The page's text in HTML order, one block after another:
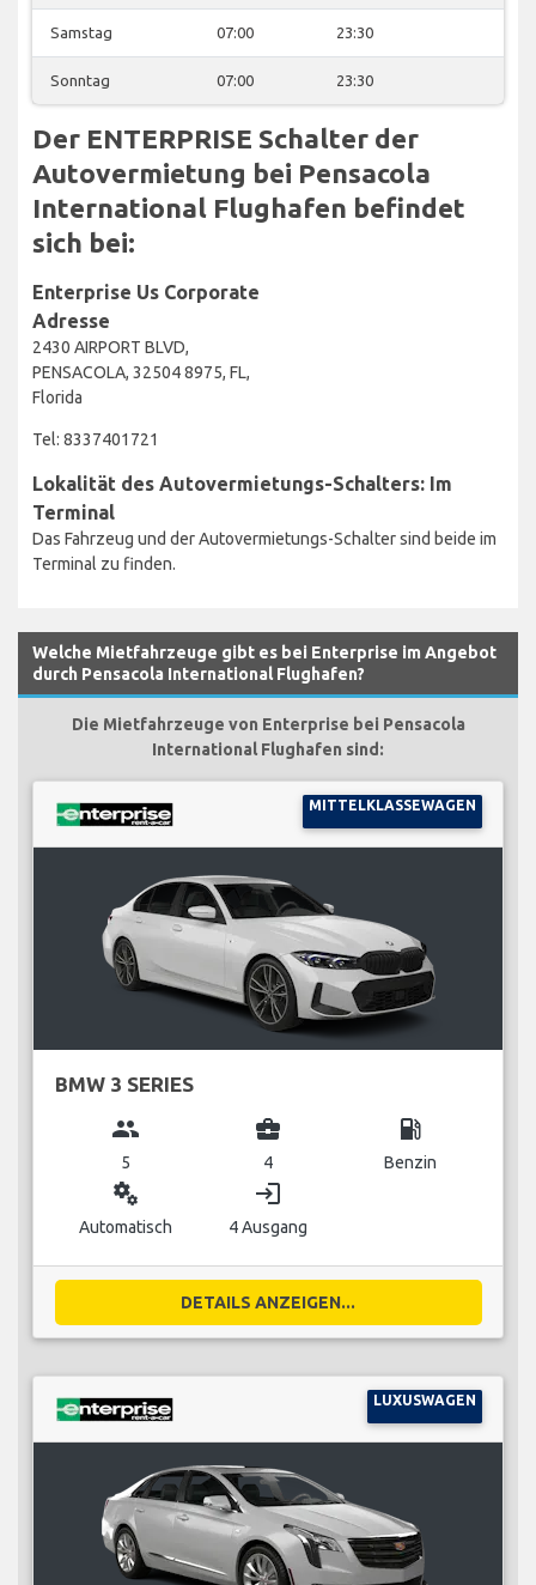
Samstag 07:00 23:30
Sonntag 07:00 23:30
Der ENTERPRISE Schalter der
Autovermietung bei Pensacola
International Flughafen befindet
sich bei:
Enterprise Us Corporate
Adresse
2430 AIRPORT BLVD,
PENSACOLA, 32504 8975, FL,
Florida
Tel: 8337401721
Lokalität des Autovermietungs-Schalters: Im
Terminal
Das Fahrzeug und der Autovermietungs-Schalter sind beide im
Terminal zu finden.
Welche Mietfahrzeuge gibt es bei Enterprise im Angebot
durch Pensacola International Flughafen?
Die Mietfahrzeuge von Enterprise bei Pensacola
International Flughafen sind:
MITTELKLASSEWAGEN
BMW 3 SERIES
group
5
business_center
4
local_gas_station
Benzin
miscellaneous_services
Automatisch
login
4 Ausgang
DETAILS ANZEIGEN...
LUXUSWAGEN